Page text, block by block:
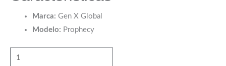
Marca: Gen X Global
Modelo: Prophecy